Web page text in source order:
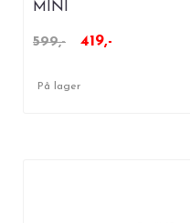
MINI
599,- 419,-
På lager